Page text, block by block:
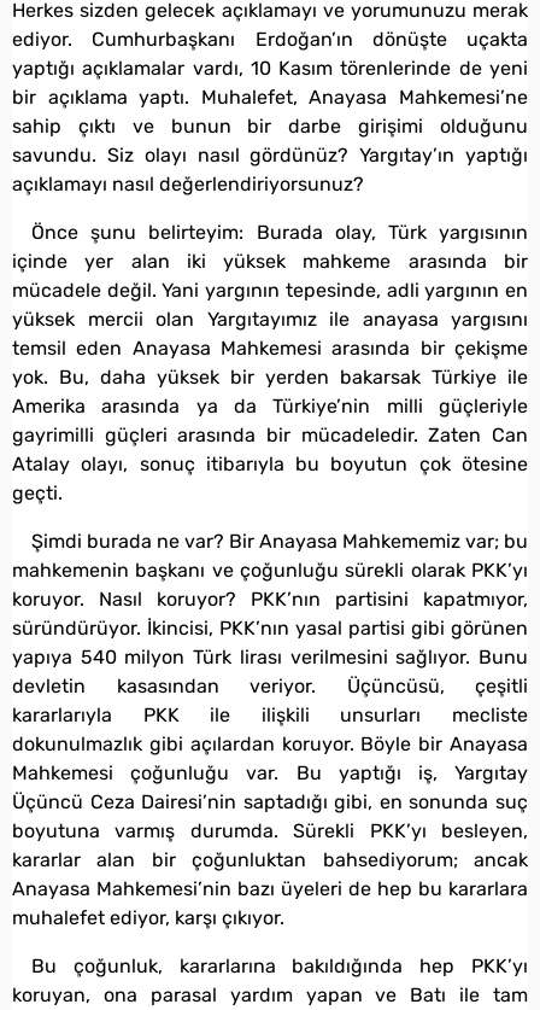
Herkes sizden gelecek açıklamayı ve yorumunuzu merak
ediyor. Cumhurbaşkanı Erdoğan’ın dönüşte uçakta
yaptığı açıklamalar vardı, 10 Kasım törenlerinde de yeni
bir açıklama yaptı. Muhalefet, Anayasa Mahkemesi’ne
sahip çıktı ve bunun bir darbe girişimi olduğunu
savundu. Siz olayı nasıl gördünüz? Yargıtay’ın yaptığı
açıklamayı nasıl değerlendiriyorsunuz?
Önce şunu belirteyim: Burada olay, Türk yargısının
içinde yer alan iki yüksek mahkeme arasında bir
mücadele değil. Yani yargının tepesinde, adli yargının en
yüksek mercii olan Yargıtayımız ile anayasa yargısını
temsil eden Anayasa Mahkemesi arasında bir çekişme
yok. Bu, daha yüksek bir yerden bakarsak Türkiye ile
Amerika arasında ya da Türkiye’nin milli güçleriyle
gayrimilli güçleri arasında bir mücadeledir. Zaten Can
Atalay olayı, sonuç itibarıyla bu boyutun çok ötesine
geçti.
Şimdi burada ne var? Bir Anayasa Mahkememiz var; bu
mahkemenin başkanı ve çoğunluğu sürekli olarak PKK’yı
koruyor. Nasıl koruyor? PKK’nın partisini kapatmıyor,
süründürüyor. İkincisi, PKK’nın yasal partisi gibi görünen
yapıya 540 milyon Türk lirası verilmesini sağlıyor. Bunu
devletin kasasından veriyor. Üçüncüsü, çeşitli
kararlarıyla PKK ile ilişkili unsurları mecliste
dokunulmazlık gibi açılardan koruyor. Böyle bir Anayasa
Mahkemesi çoğunluğu var. Bu yaptığı iş, Yargıtay
Üçüncü Ceza Dairesi’nin saptadığı gibi, en sonunda suç
boyutuna varmış durumda. Sürekli PKK’yı besleyen,
kararlar alan bir çoğunluktan bahsediyorum; ancak
Anayasa Mahkemesi’nin bazı üyeleri de hep bu kararlara
muhalefet ediyor, karşı çıkıyor.
Bu çoğunluk, kararlarına bakıldığında hep PKK’yı
koruyan, ona parasal yardım yapan ve Batı ile tam